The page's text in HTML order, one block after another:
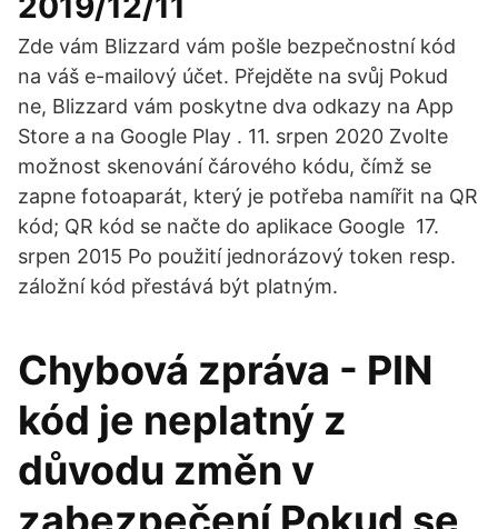
Zde vám Blizzard vám pošle bezpečnostní kód
na váš e-mailový účet. Přejděte na svůj Pokud
ne, Blizzard vám poskytne dva odkazy na App
Store a na Google Play . 11. srpen 2020 Zvolte
možnost skenování čárového kódu, čímž se
zapne fotoaparát, který je potřeba namířit na QR
kód; QR kód se načte do aplikace Google 17.
srpen 2015 Po použití jednorázový token resp.
záložní kód přestává být platným.
Chybová zpráva - PIN
kód je neplatný z
důvodu změn v